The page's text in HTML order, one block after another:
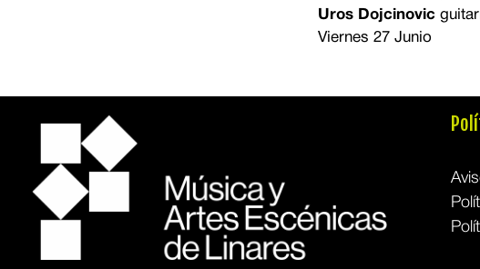
Uros Dojcinovic
Viernes 27 Junio